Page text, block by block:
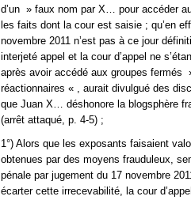
d’un » faux nom par X… pour accéder
les faits dont la cour est saisie ; qu’en
novembre 2011 n’est pas à ce jour
interjeté appel et la cour d’appel ne
après avoir accédé aux groupes fermés
réactionnaires « , aurait divulgué des
que Juan X… déshonore la blogsphère
(arrêt attaqué, p. 4-5) ;
1°) Alors que les exposants faisaient
obtenues par des moyens frauduleux,
pénale par jugement du 17 novembre
écarter cette irrecevabilité, la cour